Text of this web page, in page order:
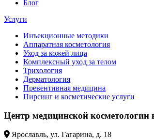
Блог
Услуги
Инъекционные методики
Аппаратная косметология
Уход за кожей лица
Комплексный уход за телом
Трихология
Дерматология
Превентивная медицина
Пирсинг и косметические услуги
Центр медицинской косметологии
Ярославль, ул. Гагарина, д. 18